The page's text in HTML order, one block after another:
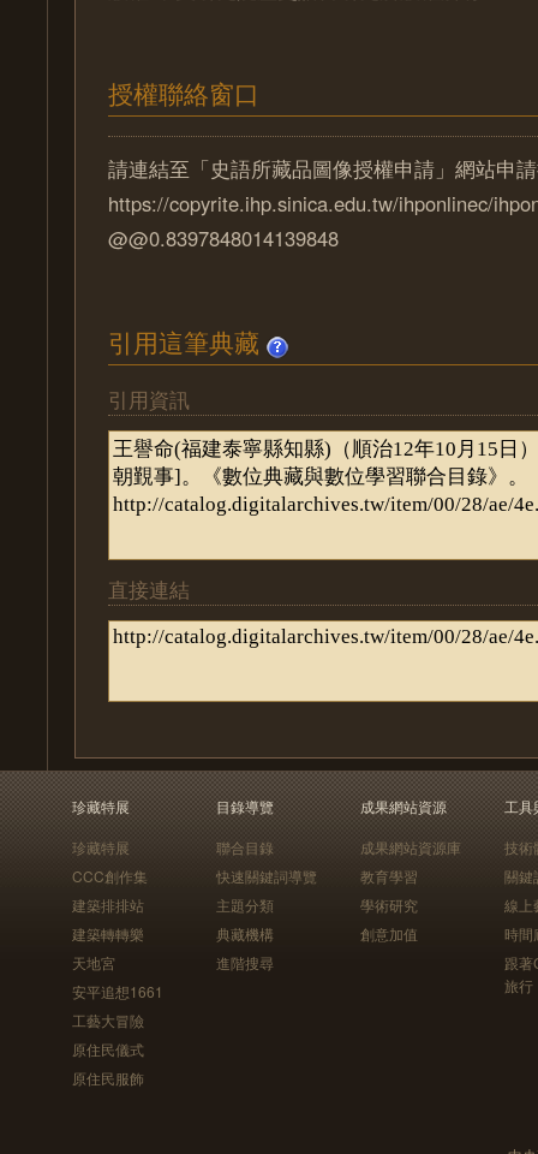
授權聯絡窗口
請連結至「史語所藏品圖像授權申請」網站申
https://copyrite.ihp.sinica.edu.tw/ihponlinec/
@@0.8397848014139848
引用這筆典藏
引用資訊
直接連結
珍藏特展
珍藏特展
CCC創作集
建築排排站
建築轉轉樂
天地宮
安平追想1661
工藝大冒險
原住民儀式
原住民服飾
目錄導覽
聯合目錄
快速關鍵詞導覽
主題分類
典藏機構
進階搜尋
成果網站資源
成果網站資源庫
教育學習
學術研究
創意加值
工具
技術
關鍵
線上
時間
跟
旅行